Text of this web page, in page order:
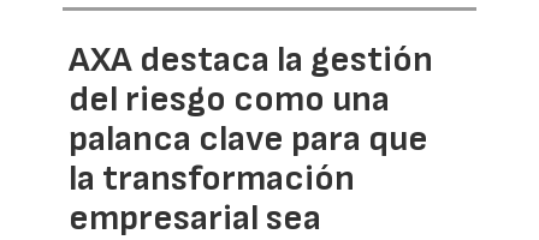
AXA destaca la gestión
del riesgo como una
palanca clave para que
la transformación
empresarial sea